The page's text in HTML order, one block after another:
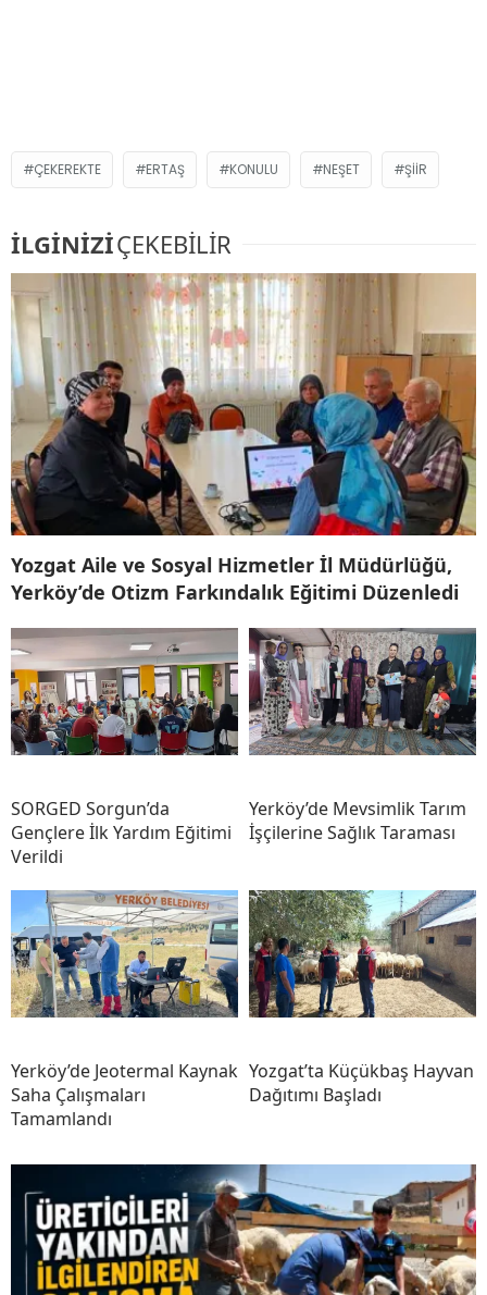
ÇEKEREKTE ERTAŞ KONULU NEŞET ŞIIR
İLGİNİZİÇEKEBİLİR
Yozgat Aile ve Sosyal Hizmetler İl Müdürlüğü,
Yerköy’de Otizm Farkındalık Eğitimi Düzenledi
SORGED Sorgun’da
Gençlere İlk Yardım Eğitimi
Verildi
Yerköy’de Mevsimlik Tarım
İşçilerine Sağlık Taraması
Yerköy’de Jeotermal Kaynak
Saha Çalışmaları
Tamamlandı
Yozgat’ta Küçükbaş Hayvan
Dağıtımı Başladı